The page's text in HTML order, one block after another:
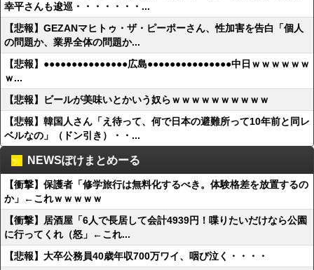
幸平さんも逡巡・・・・・・・...
【悲報】GEZANマヒトゥ・ザ・ピーポーさん、性加害を告白「個人
の問題か、業界全体の問題か...
【悲報】●●●●●●●●●●●●●●●広島●●●●●●●●●●●●●●●中日ｗｗｗｗｗｗ
ｗ...
【悲報】ビールが美味いとかいう奴らｗｗｗｗｗｗｗｗｗｗ
【悲報】韓国人さん「え待って、何で日本の避難所って10年前と同レ
ベルなの」（ドン引き）・・...
NEWSぽけまとめーる
【衝撃】保護者「修学旅行は無料化するべき。体験格差を放置するの
か」←これｗｗｗｗｗ
【衝撃】居酒屋「6人で長居して会計4939円！喋りたいだけなら公園
に行ってくれ（怒」←これ...
【悲報】大卒公務員40歳年収700万ワイ、咽び泣く・・・・